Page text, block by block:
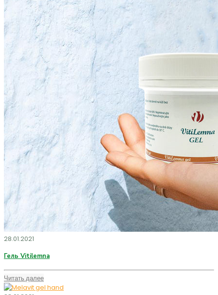
28.01.2021
Гель Vitilemna
Читать далее